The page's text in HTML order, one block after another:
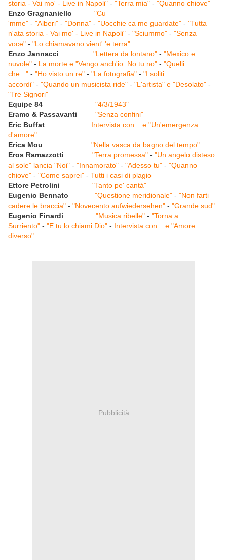
storia - Vai mo' - Live in Napoli" - "Terra mia" - "Quanno chiove"
Enzo Gragnaniello
"Cu
'mme" - "Alberi" - "Donna" - "Uocchie ca me guardate" - "Tutta
n'ata storia - Vai mo' - Live in Napoli" - "Sciummo" - "Senza
voce" - "Lo chiamavano vient' 'e terra"
Enzo Jannacci
"Lettera da lontano" - "Mexico e
nuvole" - La morte e "Vengo anch'io. No tu no" - "Quelli
che..." - "Ho visto un re" - "La fotografia" - "I soliti
accordi" - "Quando un musicista ride" - "L'artista" e "Desolato" -
"Tre Signori"
Equipe 84
"4/3/1943"
Eramo & Passavanti
"Senza confini"
Eric Buffat
Intervista con... e "Un'emergenza
d'amore"
Erica Mou
"Nella vasca da bagno del tempo"
Eros Ramazzotti
"Terra promessa" - "Un angelo disteso
al sole" lancia "Noi" - "Innamorato" - "Adesso tu" - "Quanno
chiove" - "Come saprei" - Tutti i casi di plagio
Ettore Petrolini
"Tanto pe' cantà"
Eugenio Bennato
"Questione meridionale" - "Non farti
cadere le braccia" - "Novecento aufwiedersehen" - "Grande sud"
Eugenio Finardi
"Musica ribelle" - "Torna a
Surriento" - "E tu lo chiami Dio" - Intervista con... e "Amore
diverso"
Pubblicità